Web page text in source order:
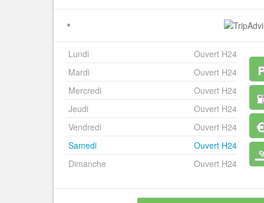
Lundi
Ouvert H24
Mardi
Ouvert H24
Mercredi
Ouvert H24
Jeudi
Ouvert H24
Vendredi
Ouvert H24
Samedi
Ouvert H24
Dimanche
Ouvert H24